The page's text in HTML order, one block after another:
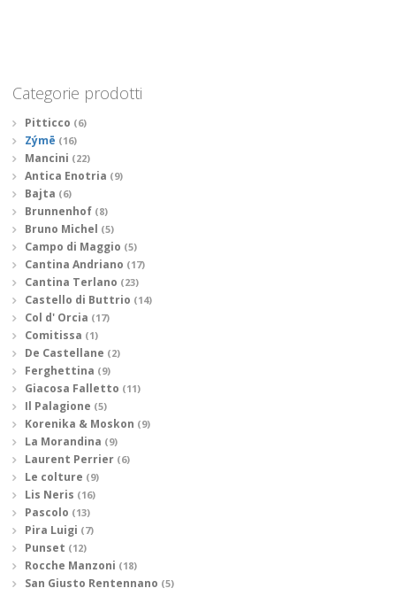
Categorie prodotti
Pitticco (6)
Zýmē (16)
Mancini (22)
Antica Enotria (9)
Bajta (6)
Brunnenhof (8)
Bruno Michel (5)
Campo di Maggio (5)
Cantina Andriano (17)
Cantina Terlano (23)
Castello di Buttrio (14)
Col d' Orcia (17)
Comitissa (1)
De Castellane (2)
Ferghettina (9)
Giacosa Falletto (11)
Il Palagione (5)
Korenika & Moskon (9)
La Morandina (9)
Laurent Perrier (6)
Le colture (9)
Lis Neris (16)
Pascolo (13)
Pira Luigi (7)
Punset (12)
Rocche Manzoni (18)
San Giusto Rentennano (5)